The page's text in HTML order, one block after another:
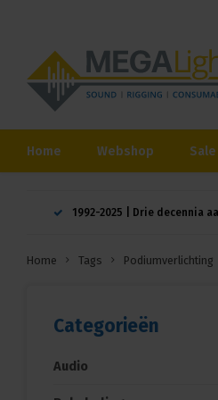
Home Webshop Sale
1992-2025 | Drie decennia
Home Tags Podiumverlichting
Categorieën
Audio